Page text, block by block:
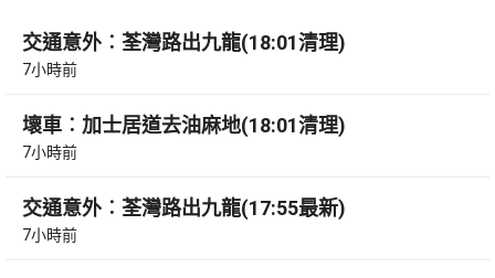
交通意外︰荃灣路出九龍(18:01清理)
7小時前
壞車︰加士居道去油麻地(18:01清理)
7小時前
交通意外︰荃灣路出九龍(17:55最新)
7小時前